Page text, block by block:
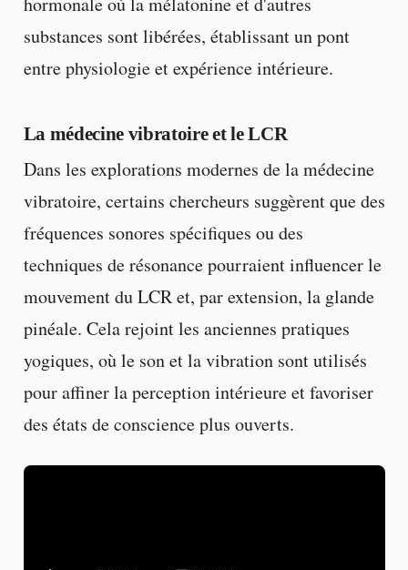
substances sont libérées, établissant un pont
entre physiologie et expérience intérieure.
La médecine vibratoire et le LCR
Dans les explorations modernes de la médecine
vibratoire, certains chercheurs suggèrent que des
fréquences sonores spécifiques ou des
techniques de résonance pourraient influencer le
mouvement du LCR et, par extension, la glande
pinéale. Cela rejoint les anciennes pratiques
yogiques, où le son et la vibration sont utilisés
pour affiner la perception intérieure et favoriser
des états de conscience plus ouverts.